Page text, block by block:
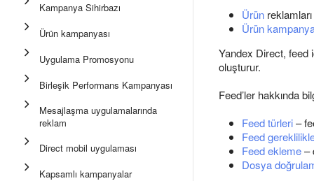
Medya reklamı
Kampanya Sihirbazı
Ürün kampanyası
Kolay Başlangıç
Kampanya Sihirbazı
Ürün kampanyası
Uygulama Promosyonu
Birleşik Performans Kampanyası
Mesajlaşma uygulamalarında
reklam
Direct mobil uygulaması
Kapsamlı kampanyalar
Ürün
Ürün
Yandex Direct, feed
oluşturur.
Feed’ler hakkında
Feed türleri–
Feed
Feed ekleme–
Dosya